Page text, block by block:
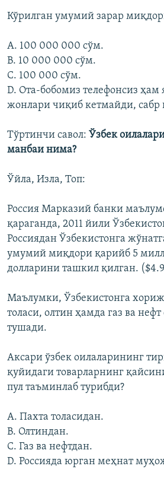
Кўрилган умумий зарар
A. 100 000 000 сўм.
B. 10 000 000 сўм.
C. 100 000 сўм.
D. Ота-бобомиз телефонсиз ҳам
жонлари чиқиб кетмайди,
Тўртинчи савол: Ўзбек
манбаи нима?
Ўйла, Изла, Топ:
Россия Марказий банки
қараганда, 2011 йили
Россиядан Ўзбекистонга
умумий миқдори қарийб 5
долларини ташкил қилган.
Маълумки, Ўзбекистонга
толаси, олтин ҳамда газ ва
тушади.
Аксари ўзбек оилаларининг
қуйидаги товарларнинг
пул таъминлаб турибди?
A. Пахта толасидан.
B. Олтиндан.
C. Газ ва нефтдан.
D. Россияда юрган меҳнат